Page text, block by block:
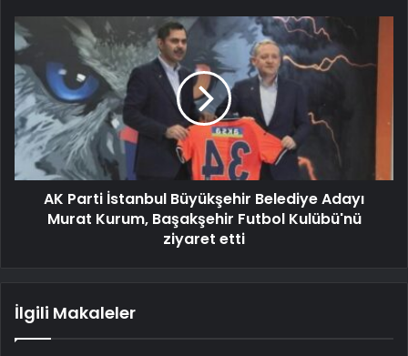
AK Parti İstanbul Büyükşehir Belediye Adayı
Murat Kurum, Başakşehir Futbol Kulübü'nü
ziyaret etti
İlgili Makaleler